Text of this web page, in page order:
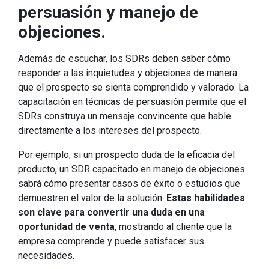
persuasión y manejo de
objeciones.
Además de escuchar, los SDRs deben saber cómo
responder a las inquietudes y objeciones de manera
que el prospecto se sienta comprendido y valorado. La
capacitación en técnicas de persuasión permite que el
SDRs construya un mensaje convincente que hable
directamente a los intereses del prospecto.
Por ejemplo, si un prospecto duda de la eficacia del
producto, un SDR capacitado en manejo de objeciones
sabrá cómo presentar casos de éxito o estudios que
demuestren el valor de la solución. Estas habilidades
son clave para convertir una duda en una
oportunidad de venta, mostrando al cliente que la
empresa comprende y puede satisfacer sus
necesidades.